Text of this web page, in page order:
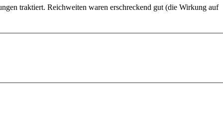
traktiert. Reichweiten waren erschreckend gut (die Wirkung auf